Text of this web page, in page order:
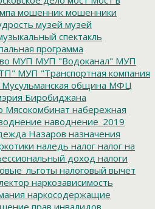
мошенник мошенники
музей музей
спектакль
программа
МУП МУП "Водоканал" МУП
МУП "Транспортная компания
Мусульманская община МФЦ
Биробиджана
Мясокомбинат набережная
наводнение_2019
Назаров назначения
наледь налог налог на
доход налоги
налоговый вычет
наркозависимость
наркосодержащие
прав инвалидов